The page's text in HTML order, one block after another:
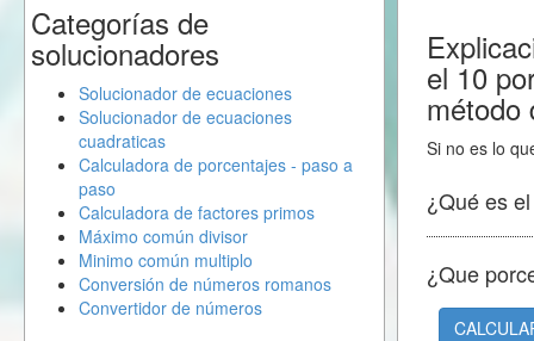
el 10
método
Si no es lo
¿Qué es
¿Que
Categorías de
solucionadores
Solucionador de ecuaciones
Solucionador de ecuaciones
cuadraticas
Calculadora de porcentajes - paso a
paso
Calculadora de factores primos
Máximo común divisor
Minimo común multiplo
Conversión de números romanos
Convertidor de números